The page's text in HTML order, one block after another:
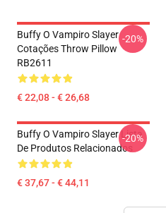
Buffy O Vampiro Slayer
Cotações Throw Pillow
RB2611
€ 22,08 - € 26,68
-20%
Buffy O Vampiro Slayer Lista
De Produtos Relacionados
€ 37,67 - € 44,11
-20%